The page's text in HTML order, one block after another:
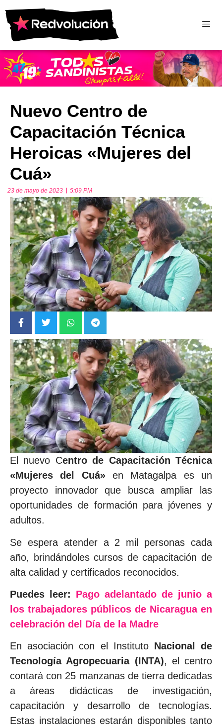
Nuevo Centro de
Capacitación Técnica
Heroicas «Mujeres del
Cuá»
23 de mayo de 2023 5:09 PM
El nuevo Centro de Capacitación Técnica
«Mujeres del Cuá» en Matagalpa es un
proyecto innovador que busca ampliar las
oportunidades de formación para jóvenes y
adultos.
Se espera atender a 2 mil personas cada
año, brindándoles cursos de capacitación de
alta calidad y certificados reconocidos.
Puedes leer: Pago adelantado de junio a
los trabajadores públicos de Nicaragua en
celebración del Día de la Madre
En asociación con el Instituto Nacional de
Tecnología Agropecuaria (INTA), el centro
contará con 25 manzanas de tierra dedicadas
a áreas didácticas de investigación,
capacitación y desarrollo de tecnologías.
Estas instalaciones estarán disponibles tanto